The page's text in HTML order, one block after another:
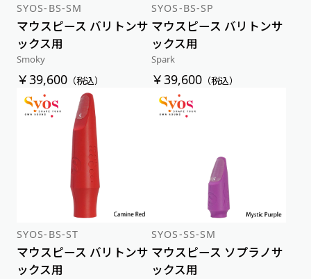
SYOS-BS-SM
マウスピース バリトンサ
ックス用
Smoky
￥39,600（税込）
SYOS-BS-SP
マウスピース バリトンサ
ックス用
Spark
￥39,600 （税込）
SYOS-BS-ST
マウスピース バリトンサ
ックス用
SYOS-SS-SM
マウスピース ソプラノサ
ックス用